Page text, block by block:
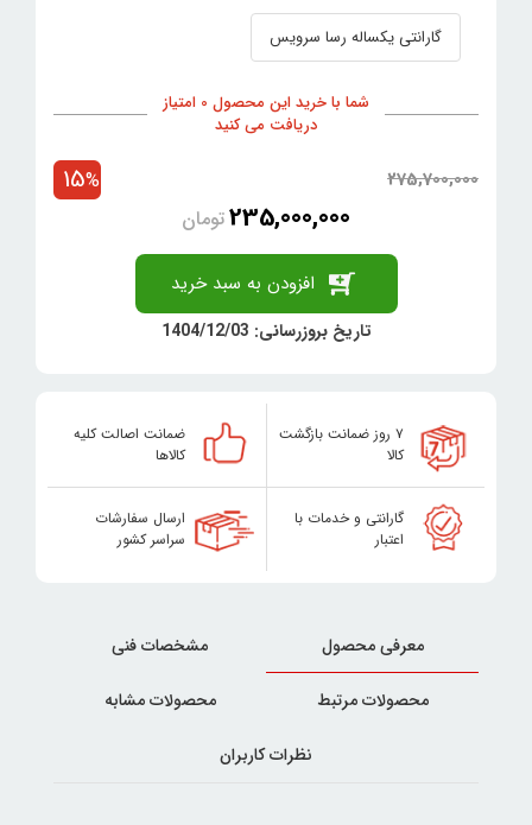
گارانتی یکساله رسا سرویس
شما با خرید این محصول 0 امتیاز
دریافت می کنید
275,700,000
235,000,000تومان
15%
افزودن به سبد خرید
تاریخ بروزرسانی: 1404/12/03
۷ روز ضمانت بازگشت
کالا
ضمانت اصالت کلیه
کالاها
گارانتی و خدمات با
اعتبار
ارسال سفارشات
سراسر کشور
معرفی محصول مشخصات فنی
محصولات مرتبط محصولات مشابه
نظرات کاربران